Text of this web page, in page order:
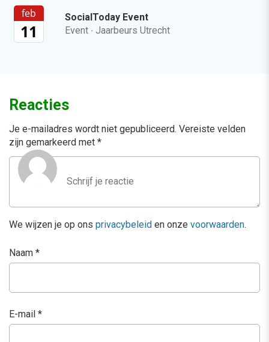
feb
11
SocialToday Event
Event · Jaarbeurs Utrecht
Reacties
Je e-mailadres wordt niet gepubliceerd. Vereiste velden
zijn gemarkeerd met *
We wijzen je op ons privacybeleid en onze voorwaarden.
Naam *
E-mail *